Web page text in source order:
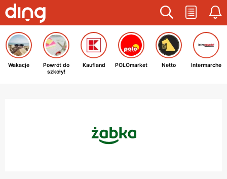
Wakacje
Powrót do
szkoły!
Kaufland POLOmarket Netto Intermarche